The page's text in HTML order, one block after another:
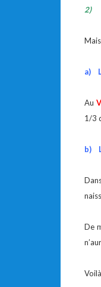
2)
a)
Au
1/3
b)
De